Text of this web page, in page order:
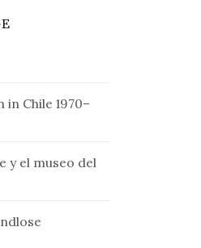
Chile 1970–
y el museo del